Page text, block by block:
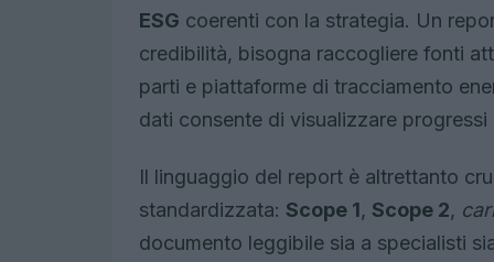
ESG coerenti con la strategia. Un
credibilità, bisogna raccogliere fonti
parti e piattaforme di tracciamento
dati consente di visualizzare progressi
Il linguaggio del report è altrettanto
standardizzata: Scope 1, Scope 2,
documento leggibile sia a specialisti